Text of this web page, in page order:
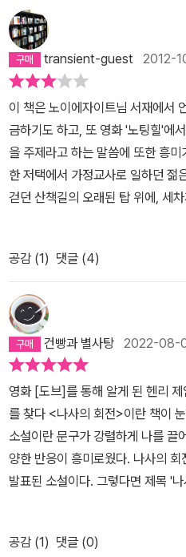
이들과 유령을 쫓으며 긴장감의 정
부에 무수하게 깔린 복선들.다 읽고
닐 정도로, 모호한 소설이지만 이
읽은 소설이라는 생각이 든다. 소설
몇 번은 읽고 또 읽어봐야겠지만 충
미있기도 하고.무엇보다 한 시도
기가 가장 마음에 들었다.'그러고
동안 머뭇거렸기 때문에난 더욱 어
요.'마침내 부인이 말을 꺼냈다.'어
는 비명을 지를 뻔했다.이 불가사
을 가다듬고자신을 더욱 단단히 추
트 씨는 죽었다니까요.'
에서 너무나 사랑스런 아이들을 돌
제에 의해 이런 망상을 일으키는지
으면서, 이 모든 것이 미친 여자의
두에 두었기에, 마지막 반전이 주
짜증났던 것은, 몰입을 방해하는
transient-guest 2012-
이 책은 노이에자이트님 서재에서
금하기도 하고, 또 영화 '노팅힐'에
을 주제라고 하는 말씀에 또한 흥
한 저택에서 가정교사로 일하던
걷던 산책길의 오래된 탑 위에, 세
면 빅토리아 시대 여성의 억눌린
지 않은 듯 하다. 책을 읽고 난 후
것인데, 읽는 동안에는 유령 이야
었지만, 설명을 읽고 나니 유령이
도 있다는 생각이 들었다. 요컨데,
트레스와 유령 현상의 일종인 폴터
각나서 언급해 둔다. 어떤 연구가
상은 이런 억눌린 욕구나 스트레스
증거로써, 수 많은 폴터가이스트
들을 기점으로 발견된다고 한다.
좌절된' 성적 욕구에 대한 스트레
지 알 수 없는 '유령'의 존재에 투영
는 설정도 가능했을 것이라는 생
또 '나사의 회전'이라는 제목이 의
공감 (1) 댓글 (4)
건빵과 별사탕 2022-08-
영화 [도브]를 통해 알게 된 헨리
를 찾다 <나사의 회전>이란 책이
소설이란 문구가 강렬하게 나를 끌
양한 반응이 흥미로웠다. ​나사의
발표된 소설이다. 그렇다면 제목 '나사의 회전'은 무엇을 의미할까. 8
죄는 효과를 가져온다면, 어린아이
중세의 건축물이 주는 분위기에서
공감 (1) 댓글 (0)